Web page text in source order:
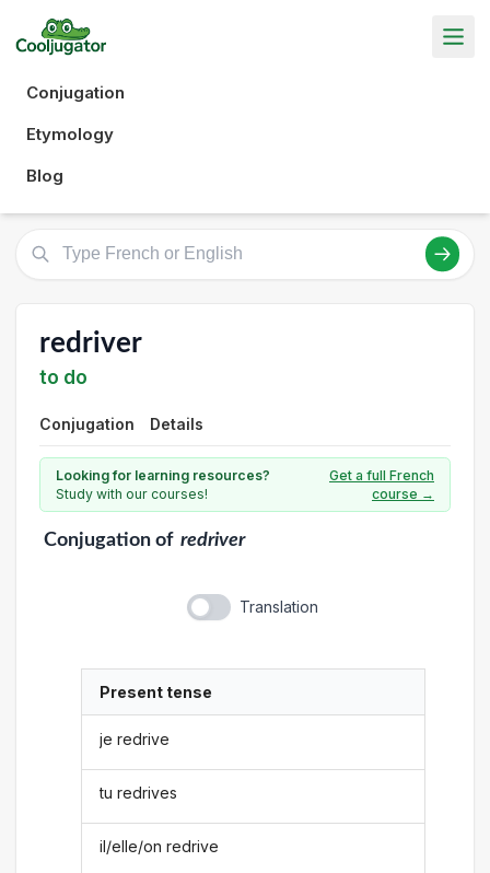
Conjugation
Etymology
Blog
redriver
to do
Conjugation Details
Looking for learning resources?
Study with our courses!
Get a full French
course →
Conjugationof redriver
Translation
Present tense
je redrive
tu redrives
il/elle/on redrive